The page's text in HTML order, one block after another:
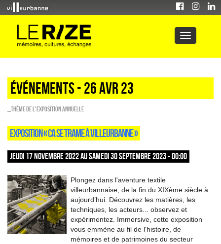
Événements - 26 Avr 23
_Thème de l'exposition annuelle
EXPOSITION « CA SE TRAME À VILLEURBANNE »
JEUDI 17 NOVEMBRE 2022 AU SAMEDI 30 SEPTEMBRE 2023 - 00:00
Plongez dans l'aventure textile
villeurbannaise, de la fin du XIXème siècle à
aujourd’hui. Découvrez les matières, les
techniques, les acteurs... observez et
expérimentez. Immersive, cette exposition
vous emmène au fil de l'histoire, de
mémoires et de patrimoines du secteur